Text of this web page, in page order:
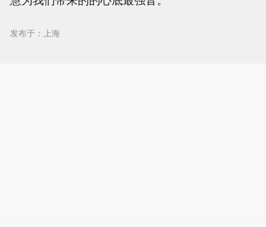
发布于：上海